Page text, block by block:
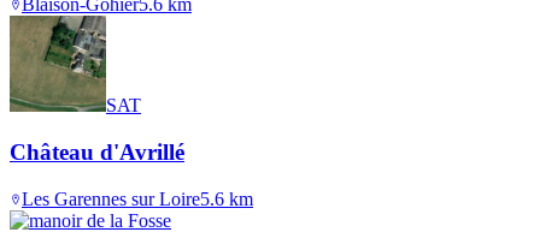
Blaison-Gohier5.6 km
SAT
Château d'Avrillé
Les Garennes sur Loire5.6 km